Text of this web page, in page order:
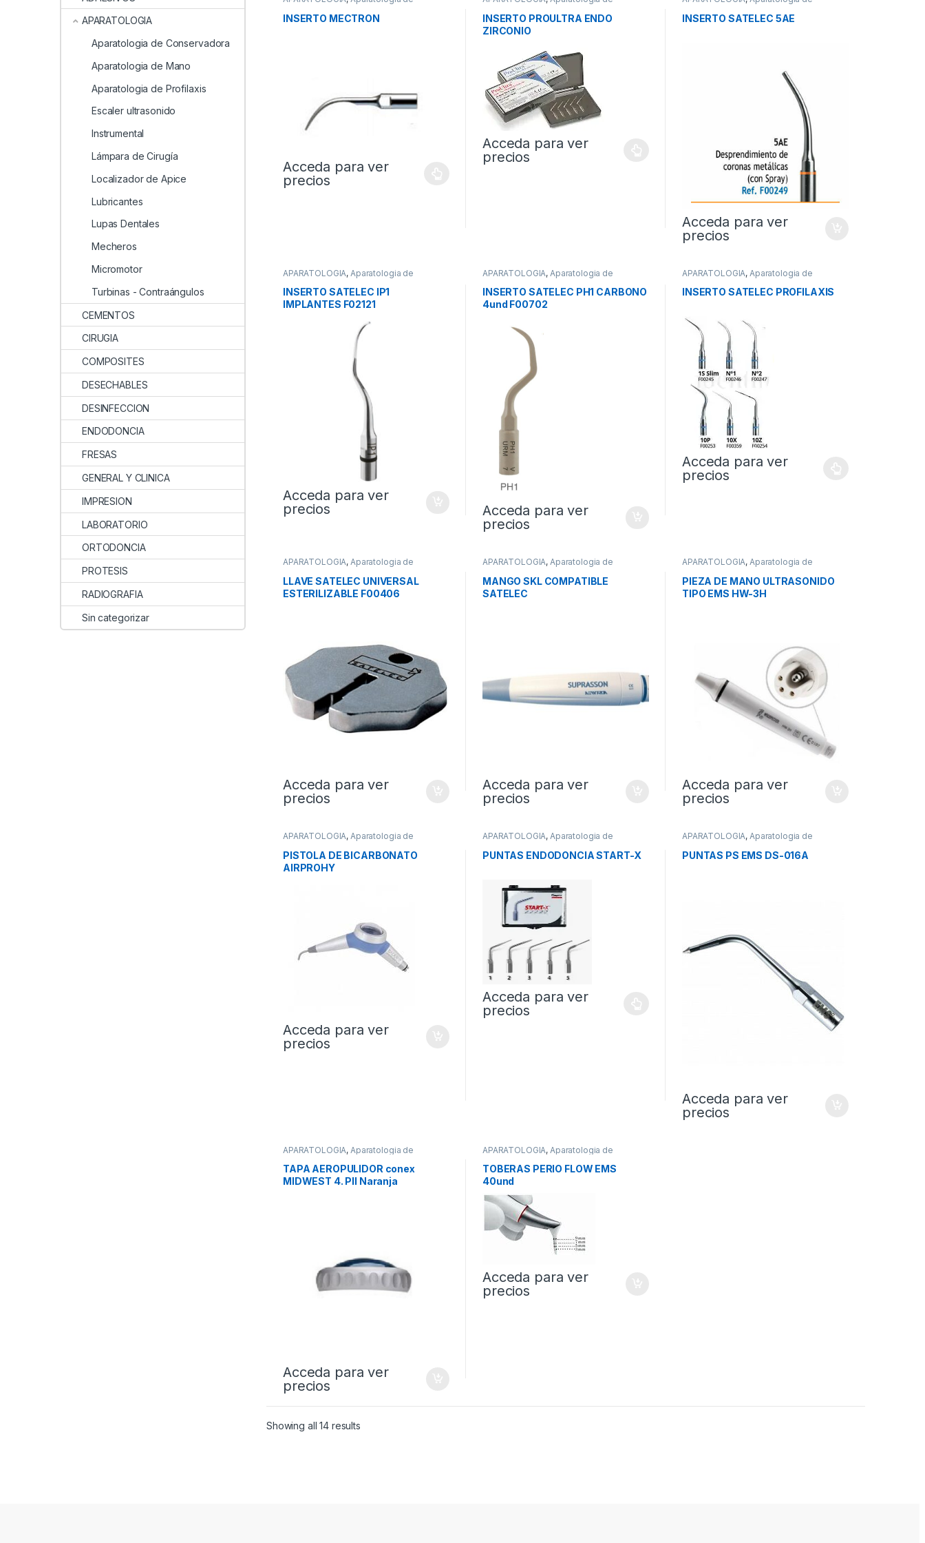
INSERTO MECTRON
Acceda para ver
precios
INSERTO PROULTRA ENDO
ZIRCONIO
Acceda para ver
precios
INSERTO SATELEC 5AE
Acceda para ver
precios
APARATOLOGIA, Aparatologia de
INSERTO SATELEC IP1
IMPLANTES F02121
Acceda para ver
precios
APARATOLOGIA, Aparatologia de
INSERTO SATELEC PH1 CARBONO
4und F00702
Acceda para ver
precios
APARATOLOGIA, Aparatologia de
INSERTO SATELEC PROFILAXIS
Acceda para ver
precios
APARATOLOGIA,Aparatologia de
LLAVE SATELEC UNIVERSAL
ESTERILIZABLE F00406
Acceda para ver
precios
APARATOLOGIA,Aparatologia de
MANGO SKL COMPATIBLE
SATELEC
Acceda para ver
precios
APARATOLOGIA,Aparatologia de
PIEZA DE MANO ULTRASONIDO
TIPO EMS HW-3H
Acceda para ver
precios
APARATOLOGIA,Aparatologia de
PISTOLA DE BICARBONATO
AIRPROHY
Acceda para ver
precios
APARATOLOGIA,Aparatologia de
PUNTAS ENDODONCIA START-X
Acceda para ver
precios
APARATOLOGIA,Aparatologia de
PUNTAS PS EMS DS-016A
Acceda para ver
precios
APARATOLOGIA, Aparatologia de
TAPA AEROPULIDOR conex
MIDWEST 4. PII Naranja
Acceda para ver
precios
APARATOLOGIA, Aparatologia de
TOBERAS PERIO FLOW EMS
40und
Acceda para ver
precios
Showing all 14 results
APARATOLOGIA
Aparatologia de Conservadora
Aparatologia de Mano
Aparatologia de Profilaxis
Escaler ultrasonido
Instrumental
Lámpara de Cirugía
Localizador de Apice
Lubricantes
Lupas Dentales
Mecheros
Micromotor
Turbinas - Contraángulos
CEMENTOS
CIRUGIA
COMPOSITES
DESECHABLES
DESINFECCION
ENDODONCIA
FRESAS
GENERAL Y CLINICA
IMPRESION
LABORATORIO
ORTODONCIA
PROTESIS
RADIOGRAFIA
Sin categorizar